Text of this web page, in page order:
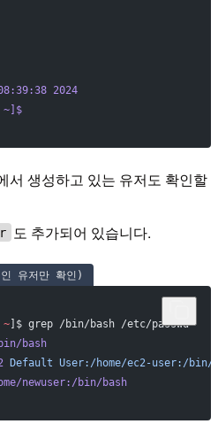
2024
~]$
서 생성하고 있는 유저도 확인할
도 추가되어 있습니다.
유저만 확인)
~]$ grep /bin/bash /etc/passwd
bash
Default User:/home/ec2-user:/bin/
newuser:/bin/bash